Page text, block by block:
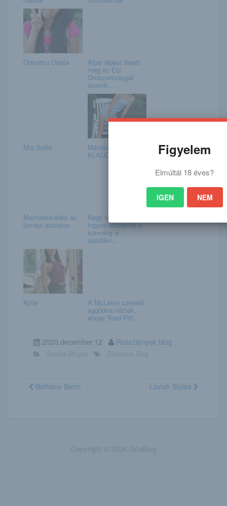
Chinatsu Ogata Aljas lépést lépett
meg az EU
Oroszországgal
szemb...
Mia Sollis Március 20. –
KLAUDIA napja van
Meztelenkedés az
ünnepi asztalon
Nagy István:
Ingyen biztosítja a
kormány a
gazdákn...
Kylie A McLaren szerelői
aggódva nézték,
ahogy Brad Pitt...
2020.december.12 Rosszlányok blog
Bethany Benz Lavish Styles
Figyelem
Elmúltál 18 éves?
IGEN NEM